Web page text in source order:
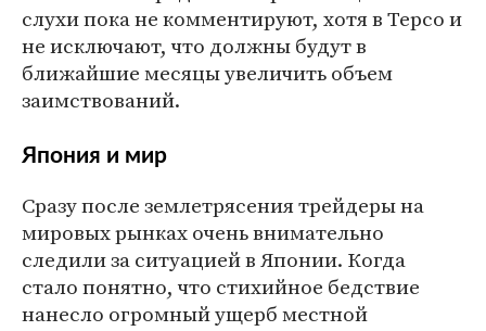
слухи пока не комментируют, хотя в Tepco и
не исключают, что должны будут в
ближайшие месяцы увеличить объем
заимствований.
Япония и мир
Сразу после землетрясения трейдеры на
мировых рынках очень внимательно
следили за ситуацией в Японии. Когда
стало понятно, что стихийное бедствие
нанесло огромный ущерб местной